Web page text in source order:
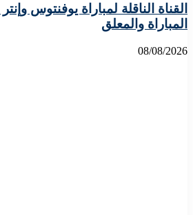
القناة الناقلة لمباراة يوفنتوس
المباراة والمعلق
08/08/2026